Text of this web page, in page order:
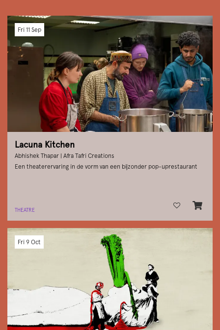
Lacuna Kitchen
Abhishek Thapar | Afra Tafri Creations
Een theaterervaring in de vorm van een bijzonder pop-uprestaurant
Fri 11 Sep
THEATRE
Fri 9 Oct